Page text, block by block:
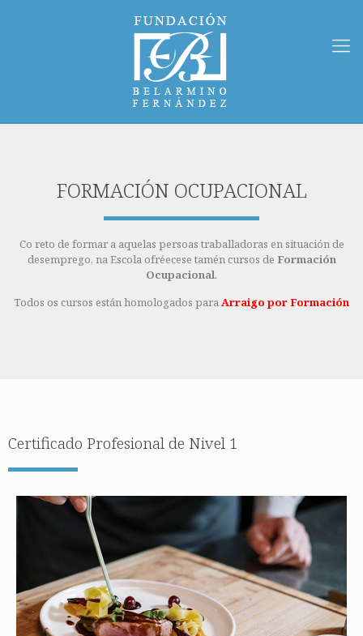
FORMACIÓN OCUPACIONAL
Co reto de formar a aquelas persoas traballadoras en situación de
desemprego, na Escola ofréecese tamén cursos de Formación
Ocupacional.
Todos os cursos están homologados paraArraigo por Formación
Certificado Profesional de Nivel 1